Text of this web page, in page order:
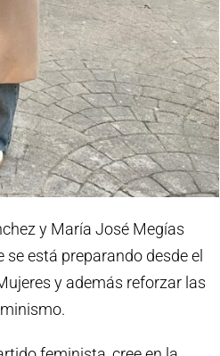
y María José Megías
está preparando desde el
y además reforzar las